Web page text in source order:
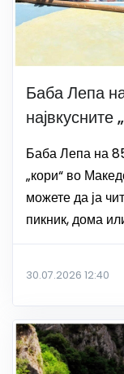
Баба Лепа
највкусните
Баба Лепа на
„кори“ во
можете да ја
пикник, дома
30.07.2026 12:40